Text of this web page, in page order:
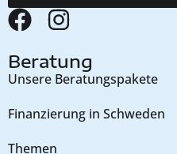
Beratung
Unsere Beratungspakete
Finanzierung in Schweden
Themen